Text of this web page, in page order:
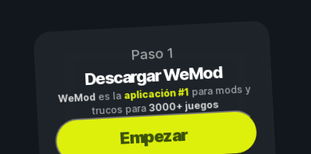
Paso 1
Descargar WeMod
WeMod es la aplicación #1para mods y
trucos para3000+ juegos
Empezar